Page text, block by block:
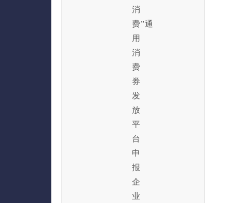
消
费”通
用
消
费
券
发
放
平
台
申
报
企
业